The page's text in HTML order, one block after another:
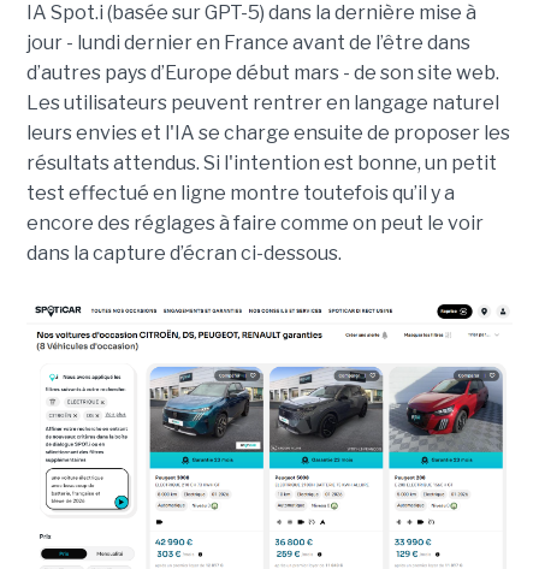
IA Spot.i (basée sur GPT-5) dans la dernière mise à
jour - lundi dernier en France avant de l’être dans
d’autres pays d’Europe début mars - de son site web.
Les utilisateurs peuvent rentrer en langage naturel
leurs envies et l'IA se charge ensuite de proposer les
résultats attendus. Si l'intention est bonne, un petit
test effectué en ligne montre toutefois qu’il y a
encore des réglages à faire comme on peut le voir
dans la capture d’écran ci-dessous.